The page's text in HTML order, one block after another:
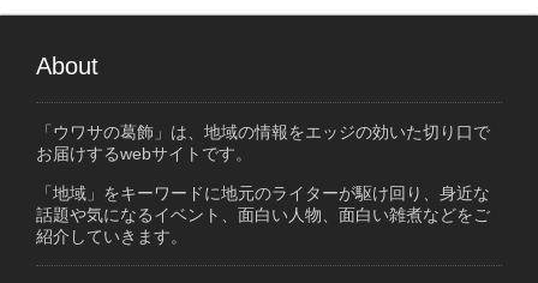
About
「ウワサの葛飾」は、地域の情報をエッジの効いた切り口で
お届けするwebサイトです。
「地域」をキーワードに地元のライターが駆け回り、身近な
話題や気になるイベント、面白い人物、面白い雑煮などをご
紹介していきます。